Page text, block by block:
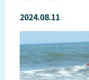
2024.08.11